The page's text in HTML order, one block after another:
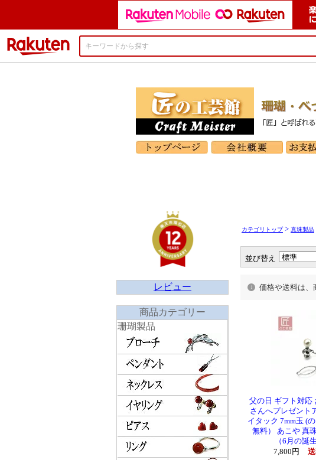
レビュー
商品カテゴリー
珊瑚製品
カテゴリトップ> 真珠製品
並び替え
価格や送料は、
父の日 ギフト対応
さんへプレゼント
イタック 7mm玉 (
無料） あこや 真
（6月の誕
7,800円